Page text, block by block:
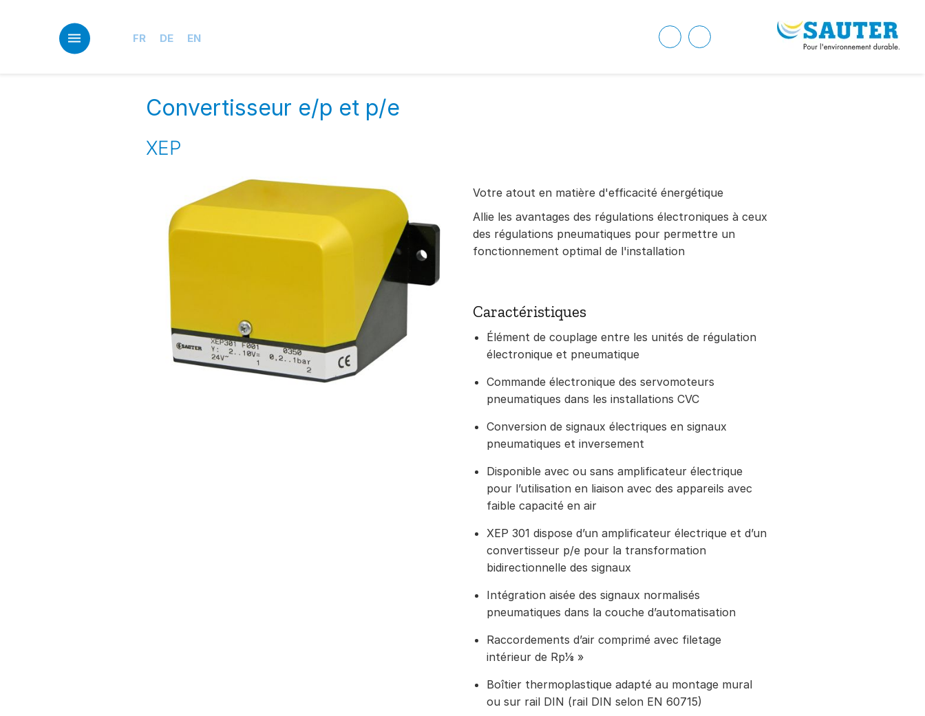
FR DE EN
Convertisseur e/p et p/e
XEP
Votre atout en matière d'efficacité énergétique
Allie les avantages des régulations électroniques à ceux
des régulations pneumatiques pour permettre un
fonctionnement optimal de l'installation
Caractéristiques
Élément de couplage entre les unités de régulation
électronique et pneumatique
Commande électronique des servomoteurs
pneumatiques dans les installations CVC
Conversion de signaux électriques en signaux
pneumatiques et inversement
Disponible avec ou sans amplificateur électrique
pour l’utilisation en liaison avec des appareils avec
faible capacité en air
XEP 301 dispose d’un amplificateur électrique et d’un
convertisseur p/e pour la transformation
bidirectionnelle des signaux
Intégration aisée des signaux normalisés
pneumatiques dans la couche d’automatisation
Raccordements d’air comprimé avec filetage
intérieur de Rp⅛ »
Boîtier thermoplastique adapté au montage mural
ou sur rail DIN (rail DIN selon EN 60715)